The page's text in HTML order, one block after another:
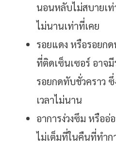
นอนหลับไม่สบายเ
ไม่นานเท่าที่เคย
รอยแดง หรือรอยก
ที่ติดเซ็นเซอร์ อาจ
รอยกดทับชั่วคราว
เวลาไม่นาน
อาการง่วงซึม หรือ
ไม่เต็มที่ในคืนที่ทำก